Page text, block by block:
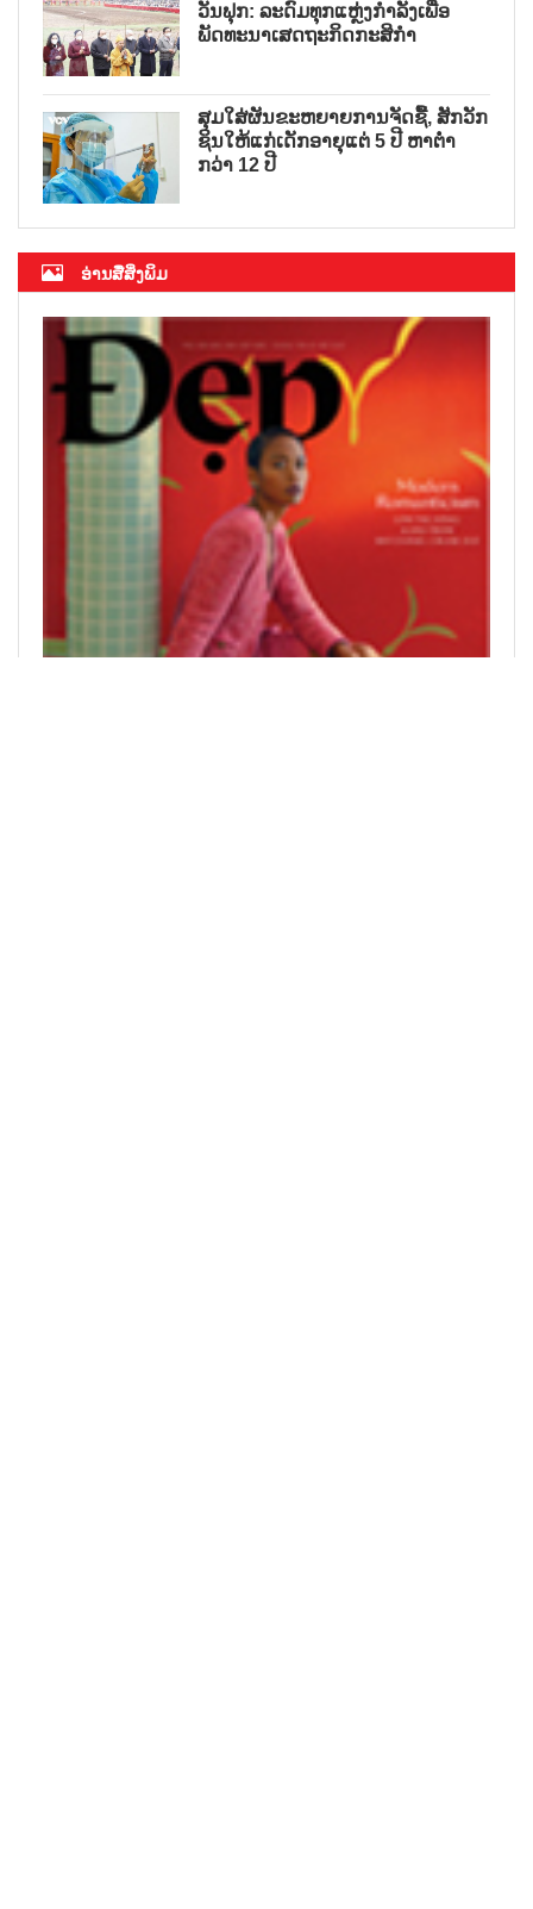
ວັນຟຸກ: ລະດົມທຸກແຫຼ່ງກຳລັງເພື່ອ
ພັດທະນາເສດຖະກິດກະສິກຳ
ສຸມໃສ່ຜັນຂະຫຍາຍການຈັດຊື້, ສັກວັກ
ຊິນໃຫ້ແກ່ເດັກອາຍຸແຕ່ 5 ປີ ຫາຕ່ຳ
ກວ່າ 12 ປີ
ອ່ານສື່ສິ່ງພິມ